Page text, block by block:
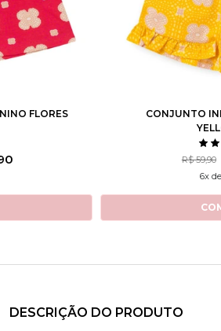
FLORES
CONJUNTO
R$ 59,90
6x
DESCRIÇÃO DO PRODUTO